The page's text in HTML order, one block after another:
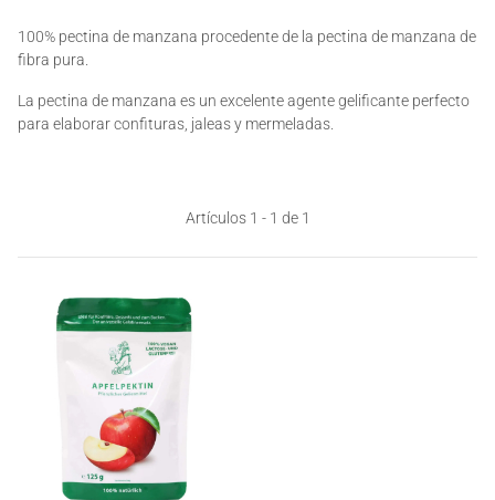
100% pectina de manzana procedente de la pectina de manzana de
fibra pura.
La pectina de manzana es un excelente agente gelificante perfecto
para elaborar confituras, jaleas y mermeladas.
Artículos 1 - 1 de 1